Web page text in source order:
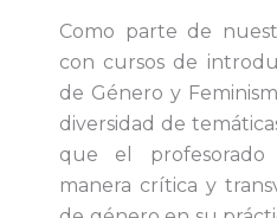
Como parte de
con cursos de
de Género y
diversidad de
que el
manera crítica y